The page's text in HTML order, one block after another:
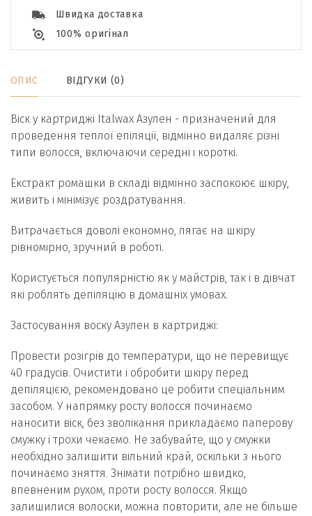
Швидка доставка
100% оригінал
ОПИС ВІДГУКИ (0)
Віск у картриджі Italwax Азулен - призначений для
проведення теплої епіляції, відмінно видаляє різні
типи волосся, включаючи середні і короткі.
Екстракт ромашки в складі відмінно заспокоює шкіру,
живить і мінімізує роздратування.
Витрачається доволі економно, лягає на шкіру
рівномірно, зручний в роботі.
Користується популярністю як у майстрів, так і в дівчат
які роблять депіляцію в домашніх умовах.
Застосування воску Азулен в картриджі:
Провести розігрів до температури, що не перевищує
40 градусів. Очистити і обробити шкіру перед
депіляцією, рекомендовано це робити спеціальним
засобом. У напрямку росту волосся починаємо
наносити віск, без зволікання прикладаємо паперову
смужку і трохи чекаємо. Не забувайте, що у смужки
необхідно залишити вільний край, оскільки з нього
починаємо зняття. Знімати потрібно швидко,
впевненим рухом, проти росту волосся. Якщо
залишилися волоски, можна повторити, але не більше